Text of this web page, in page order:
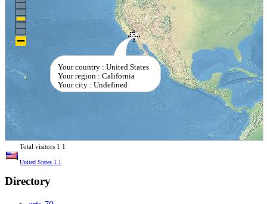
Your country : United States
Your region : California
Your city : Undefined
Total visitors 1 1
United States 1 1
Directory